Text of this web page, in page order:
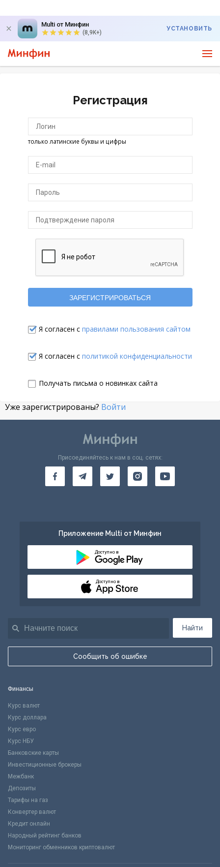
Multi от Минфин
(8,9K+)
УСТАНОВИТЬ
Регистрация
только латинские буквы и цифры
Я согласен с правилами пользования сайтом
Я согласен с политикой конфиденциальности
Получать письма о новинках сайта
Уже зарегистрированы? Войти
Найти
Сообщить об ошибке
Присоединяйтесь к нам в соц. сетях:
Приложение Multi от Минфин
Доступно в
Доступно в
Финансы
Курс валют
Курс доллара
Курс евро
Курс НБУ
Банковские карты
Инвестиционные брокеры
Межбанк
Депозиты
Тарифы на газ
Конвертер валют
Кредит онлайн
Народный рейтинг банков
Мониторинг обменников криптовалют